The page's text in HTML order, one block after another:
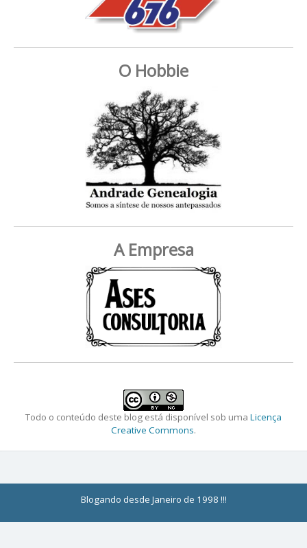
O Hobbie
A Empresa
Todo o conteúdo deste blog está disponível sob uma Licença
Creative Commons.
Blogando desde Janeiro de 1998 !!!